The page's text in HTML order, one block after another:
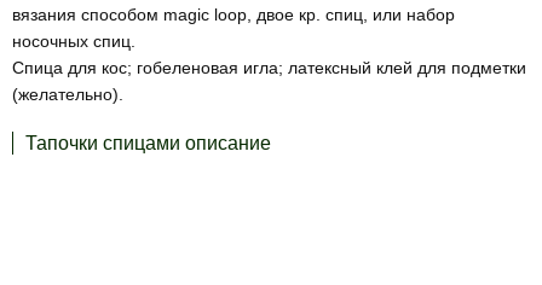
вязания способом magic loop, двое кр. спиц, или набор
носочных спиц.
Спица для кос; гобеленовая игла; латексный клей для подметки
(желательно).
Тапочки спицами описание